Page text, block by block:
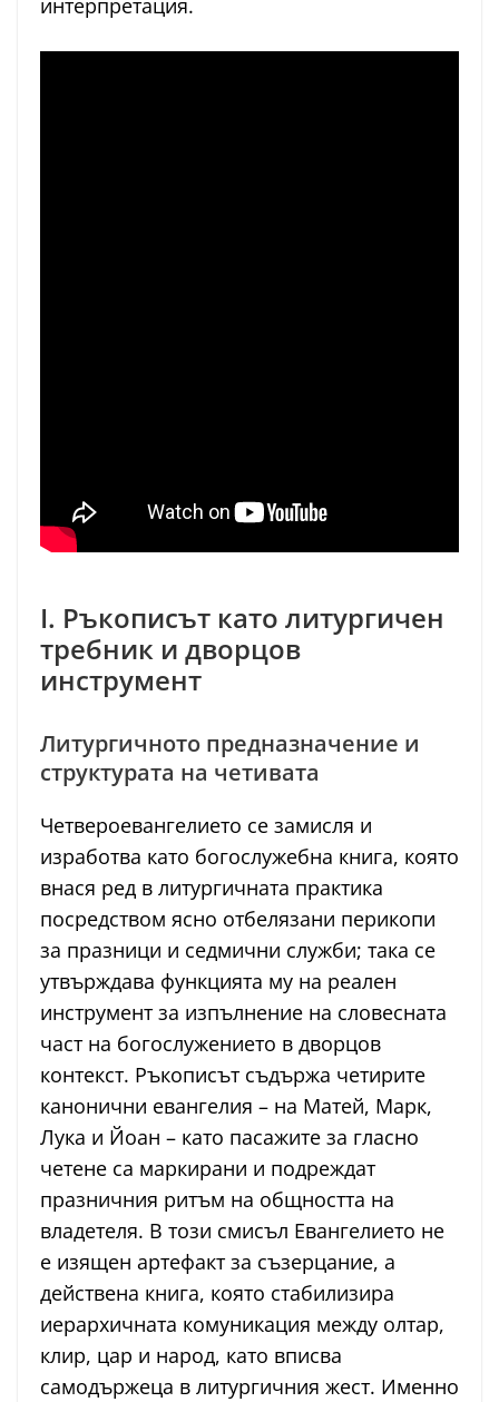
интерпретация.
I. Ръкописът като литургичен
требник и дворцов
инструмент
Литургичното предназначение и
структурата на четивата
Четвероевангелието се замисля и
изработва като богослужебна книга, която
внася ред в литургичната практика
посредством ясно отбелязани перикопи
за празници и седмични служби; така се
утвърждава функцията му на реален
инструмент за изпълнение на словесната
част на богослужението в дворцов
контекст. Ръкописът съдържа четирите
канонични евангелия – на Матей, Марк,
Лука и Йоан – като пасажите за гласно
четене са маркирани и подреждат
празничния ритъм на общността на
владетеля. В този смисъл Евангелието не
е изящен артефакт за съзерцание, а
действена книга, която стабилизира
иерархичната комуникация между олтар,
клир, цар и народ, като вписва
самодържеца в литургичния жест. Именно